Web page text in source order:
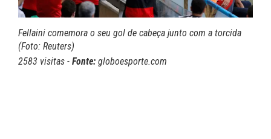
Fellaini comemora o seu gol de cabeça junto com a torcida
(Foto: Reuters)
2583 visitas - Fonte: globoesporte.com